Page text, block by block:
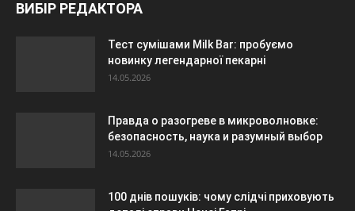
ВИБІР РЕДАКТОРА
Тест сумішами Milk Bar: пробуємо
новинку легендарної пекарні
14.05.2026
Правда о разогреве в микроволновке:
безопасность, наука и разумный выбор
14.05.2026
100 днів пошуків: чому слідчі приховують